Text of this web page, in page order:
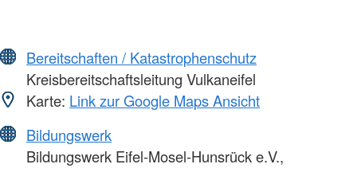
Bereitschaften / Katastrophenschutz
Kreisbereitschaftsleitung Vulkaneifel
Karte: Link zur Google Maps Ansicht
Bildungswerk
Bildungswerk Eifel-Mosel-Hunsrück e.V.,